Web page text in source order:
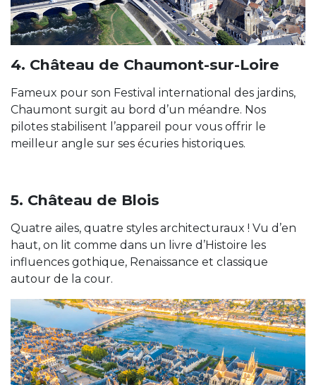
4. Château de Chaumont-sur-Loire
Fameux pour son Festival international des jardins,
Chaumont surgit au bord d’un méandre. Nos
pilotes stabilisent l’appareil pour vous offrir le
meilleur angle sur ses écuries historiques.
5. Château de Blois
Quatre ailes, quatre styles architecturaux ! Vu d’en
haut, on lit comme dans un livre d’Histoire les
influences gothique, Renaissance et classique
autour de la cour.